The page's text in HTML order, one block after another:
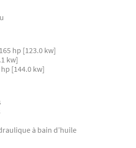
165 hp [123.0 kw]
kw]
[144.0 kw]
à bain d’huile